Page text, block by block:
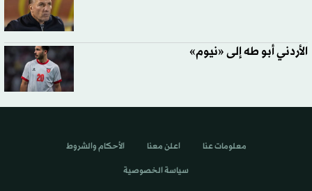
الأردني أبو طه إلى «نيوم»
معلومات عنا اعلن معنا الأحكام والشروط
سياسة الخصوصية